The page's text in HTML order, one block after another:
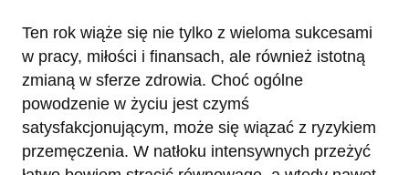
Ten rok wiąże się nie tylko z wieloma sukcesami
w pracy, miłości i finansach, ale również istotną
zmianą w sferze zdrowia. Choć ogólne
powodzenie w życiu jest czymś
satysfakcjonującym, może się wiązać z ryzykiem
przemęczenia. W natłoku intensywnych przeżyć